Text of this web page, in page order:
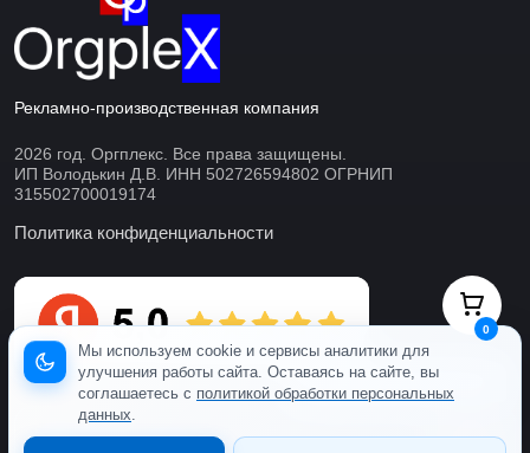
Рекламно-производственная компания
2026 год. Оргплекс. Все права защищены.
ИП Володькин Д.В. ИНН 502726594802 ОГРНИП
315502700019174
Политика конфиденциальности
Мы используем cookie и сервисы аналитики для
улучшения работы сайта. Оставаясь на сайте, вы
соглашаетесь с политикой обработки персональных
данных.
0
Готовы ответить онлайн